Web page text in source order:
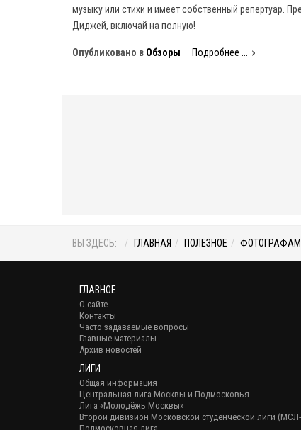
музыку или стихи и имеет собственный репертуар.
Диджей, включай на полную!
Опубликовано в Обзоры Подробнее ...
ВЫ ЗДЕСЬ: ГЛАВНАЯ ПОЛЕЗНОЕ ФОТОГРАФАМ
ГЛАВНОЕ
О сайте
Контакты
Часто задаваемые вопросы
Главные материалы
Архив новостей
ЛИГИ
Общая информация
Центральная лига Москвы и Подмосковья
Лига «Молодёжь Москвы»
Второй дивизион Московской студенческой лиги